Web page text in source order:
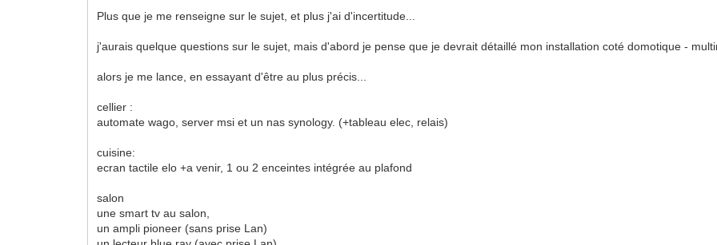
Plus que je me renseigne sur le sujet, et plus j'ai d'incertitude...
j'aurais quelque questions sur le sujet, mais d'abord je pense que je devrait détaillé mon installation coté domotique -
alors je me lance, en essayant d'être au plus précis...
cellier :
automate wago, server msi et un nas synology. (+tableau elec, relais)
cuisine:
ecran tactile elo +a venir, 1 ou 2 enceintes intégrée au plafond
salon
une smart tv au salon,
un ampli pioneer (sans prise Lan)